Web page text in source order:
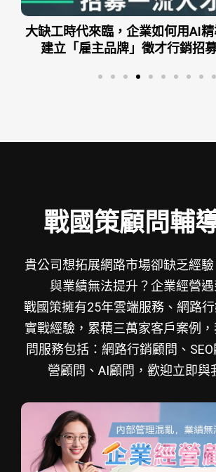
AI企業時代：用AI加速企業績效
戰國策顧問輔
貴公司想拓展網路市場卻缺乏經
與業績無法提升？企業經營遇
戰國策擁有25年雲端服務、網路
實戰經驗，累積三萬家客戶案例
問服務包括：網路行銷顧問、
營顧問、AI顧問，歡迎立即與